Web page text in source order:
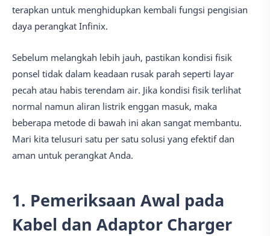
terapkan untuk menghidupkan kembali fungsi pengisian
daya perangkat Infinix.
Sebelum melangkah lebih jauh, pastikan kondisi fisik
ponsel tidak dalam keadaan rusak parah seperti layar
pecah atau habis terendam air. Jika kondisi fisik terlihat
normal namun aliran listrik enggan masuk, maka
beberapa metode di bawah ini akan sangat membantu.
Mari kita telusuri satu per satu solusi yang efektif dan
aman untuk perangkat Anda.
1. Pemeriksaan Awal pada
Kabel dan Adaptor Charger